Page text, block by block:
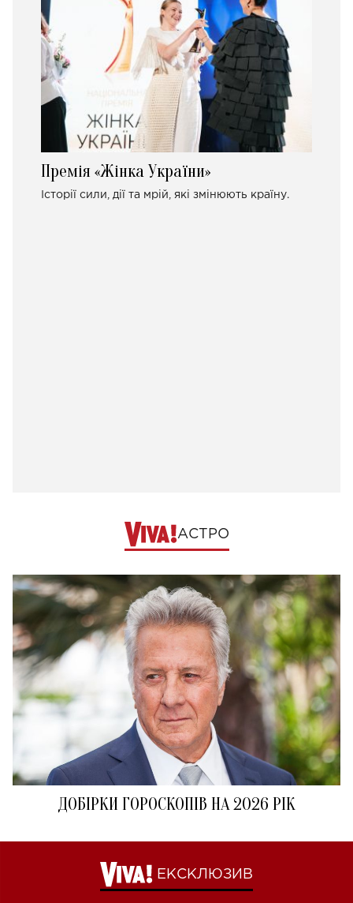
Премія «Жінка України»
Історії сили, дії та мрій, які змінюють країну.
АСТРО
ДОБІРКИ ГОРОСКОПІВ НА 2026 РІК
ЕКСКЛЮЗИВ